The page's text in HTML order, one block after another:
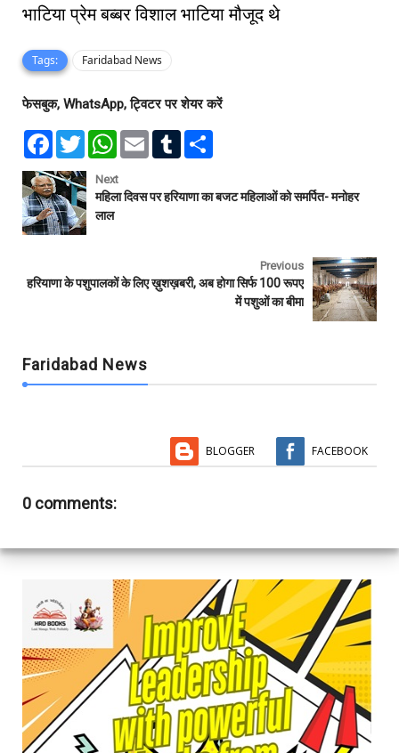
भाटिया प्रेम बब्बर विशाल भाटिया मौजूद थे
Tags: Faridabad News
फेसबुक, WhatsApp, ट्विटर पर शेयर करें
F
e
b
o
o
k
T
w
t
t
e
r
W
t
s
E
l
T
l
e
Next
महिला दिवस पर हरियाणा का बजट महिलाओं को समर्पित- मनोहर
लाल
Previous
हरियाणा के पशुपालकों के लिए ख़ुशख़बरी, अब होगा सिर्फ 100 रूपए
में पशुओं का बीमा
Faridabad News
BLOGGER FACEBOOK
0 comments: